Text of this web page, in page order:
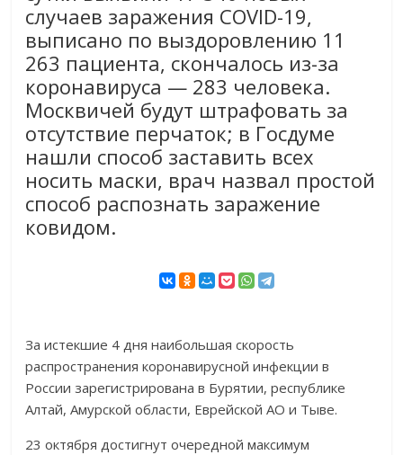
случаев заражения COVID-19,
выписано по выздоровлению 11
263 пациента, скончалось из-за
коронавируса — 283 человека.
Москвичей будут штрафовать за
отсутствие перчаток; в Госдуме
нашли способ заставить всех
носить маски, врач назвал простой
способ распознать заражение
ковидом.
За истекшие 4 дня наибольшая скорость
распространения коронавирусной инфекции в
России зарегистрирована в Бурятии, республике
Алтай, Амурской области, Еврейской АО и Тыве.
23 октября достигнут очередной максимум